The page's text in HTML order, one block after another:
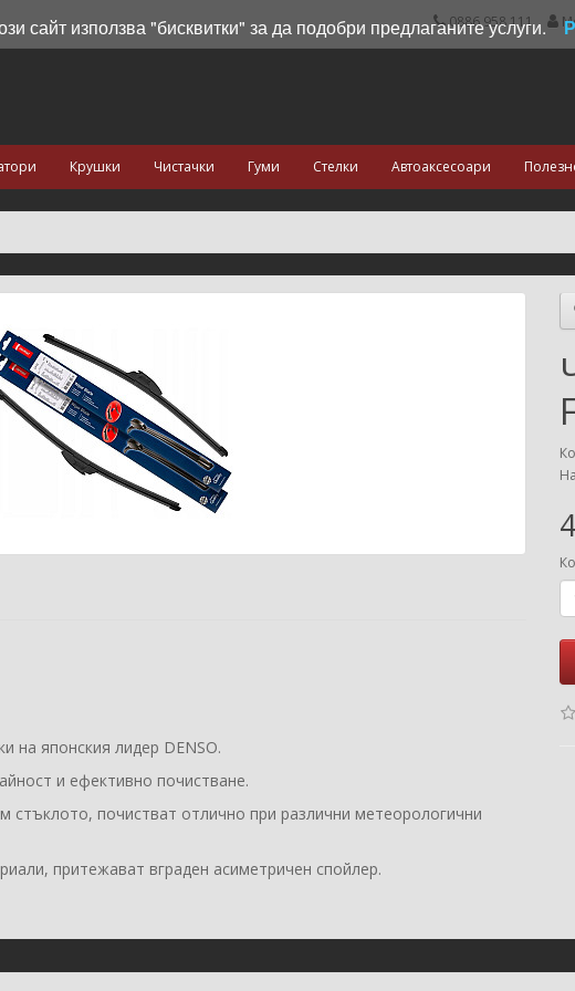
0886 958 111
Крушки Чистачки Гуми Стелки Автоаксесоари
на японския лидер DENSO.
и ефективно почистване.
стъклото, почистват отлично при различни метеорологични
притежават вграден асиметричен спойлер.
сайт използва "бисквитки" за да подобри предлаганите услуги.